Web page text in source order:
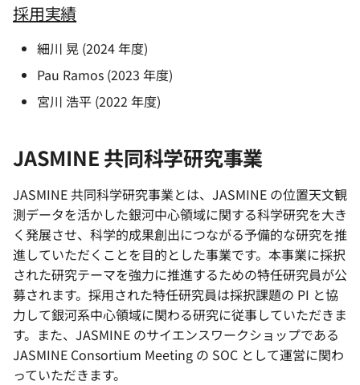
採用実績
細川 晃 (2024 年度)
Pau Ramos (2023 年度)
宮川 浩平 (2022 年度)
JASMINE 共同科学研究事業
JASMINE 共同科学研究事業とは、JASMINE の位置天文観
測データを活かした銀河中心領域に関する科学研究を大き
く発展させ、科学的成果創出につながる予備的な研究を推
進していただくことを目的とした事業です。本事業に採択
された研究テーマを強力に推進するための特任研究員が公
募されます。採用された特任研究員は採択課題の PI と協
力して銀河系中心領域に関わる研究に従事していただきま
す。また、JASMINE のサイエンスワークショップである
JASMINE Consortium Meeting の SOC として運営に関わ
っていただきます。